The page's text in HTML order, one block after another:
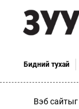
Бидний тухай
Вэб